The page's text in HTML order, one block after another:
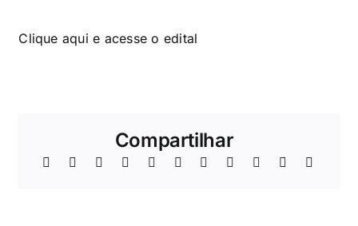
Clique aqui e acesse o edital
Compartilhar